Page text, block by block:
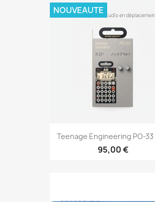
Teenage Engineering PO-33
95,00 €
NOUVEAUTE